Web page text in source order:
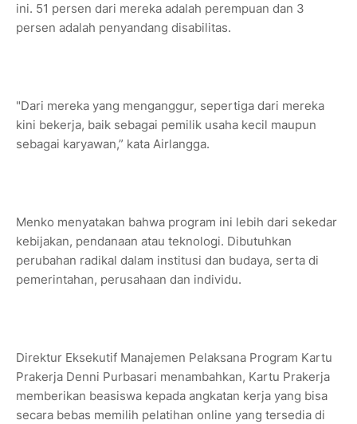
ini. 51 persen dari mereka adalah perempuan dan 3
persen adalah penyandang disabilitas.
"Dari mereka yang menganggur, sepertiga dari mereka
kini bekerja, baik sebagai pemilik usaha kecil maupun
sebagai karyawan,” kata Airlangga.
Menko menyatakan bahwa program ini lebih dari sekedar
kebijakan, pendanaan atau teknologi. Dibutuhkan
perubahan radikal dalam institusi dan budaya, serta di
pemerintahan, perusahaan dan individu.
Direktur Eksekutif Manajemen Pelaksana Program Kartu
Prakerja Denni Purbasari menambahkan, Kartu Prakerja
memberikan beasiswa kepada angkatan kerja yang bisa
secara bebas memilih pelatihan online yang tersedia di